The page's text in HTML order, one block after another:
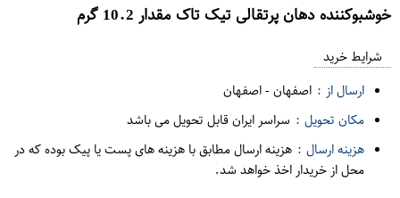
خوشبوکننده دهان پرتقالی تیک تاک مقدار 10.2 گرم
ر
شرایط خرید
ارسال از : اصفهان-اصفهان
مکان تحویل : سراسر ایران قابل تحویل می باشد
هزینه ارسال : هزینه ارسال مطابق با هزینه های پست یا پیک بوده که در
محل از خریدار اخذ خواهد شد.